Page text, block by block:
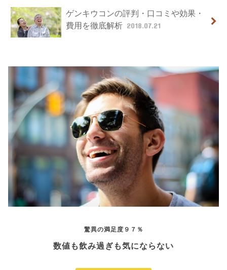
ゲンキウコンの評判・口コミや効果・
費用を徹底解析 2018.07.21
驚異の満足度９７％
数値も飲み過ぎも気にならない